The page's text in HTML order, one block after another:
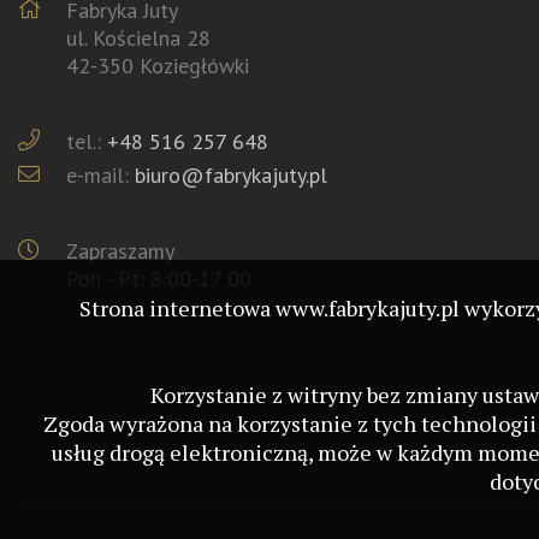
Fabryka Juty
ul. Kościelna 28
42-350 Koziegłówki
tel.: +48 516 257 648
e-mail: biuro@fabrykajuty.pl
Zapraszamy
Strona internetowa www.fabrykajuty.pl
Korzystanie z witryny bez zmiany
Zgoda wyrażona na korzystanie z tych
usług drogą elektroniczną, może w każdym